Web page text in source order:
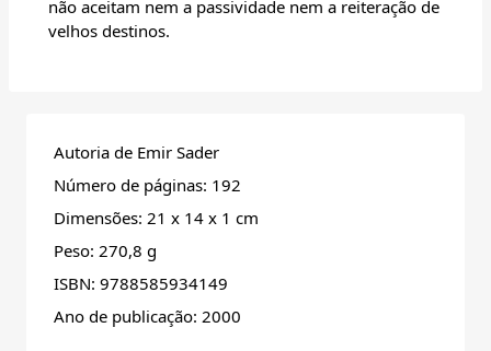
não aceitam nem a passividade nem a reiteração de
velhos destinos.
Autoria de Emir Sader
Número de páginas: 192
Dimensões: 21 x 14 x 1 cm
Peso: 270,8 g
ISBN: 9788585934149
Ano de publicação: 2000